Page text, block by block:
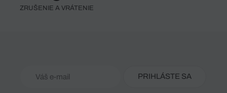
ZRUŠENIE A VRÁTENIE
PRIHLÁSTE SA